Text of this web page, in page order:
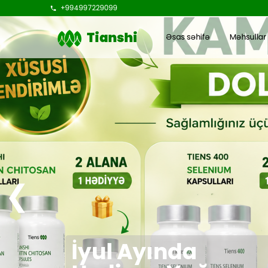
+994997229099
Tianshi Əsas səhifə Məhsullar
İyul Ayında
❮